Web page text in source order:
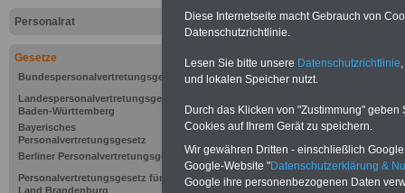
Personalrat
Gesetze
Bundespersonalvertretungsgesetz
Landespersonalvertretungsgesetz
Baden-Württemberg
Bayerisches
Personalvertretungsgesetz
Berliner Personalvertretungsgesetz
Personalvertretungsgesetz für das
Land Brandenburg
Diese Internetseite macht Gebrauch von
Datenschutzrichtlinie.
Lesen Sie bitte unsere Datenschutzrichtlinie
und lokalen Speicher nutzt.
Durch das Klicken von "Zustimmung"
Cookies auf Ihrem Gerät zu speichern.
Wir gewähren Dritten - einschließlich
Google-Website "Datenschutzerklärung &
Google ihre personenbezogenen Daten